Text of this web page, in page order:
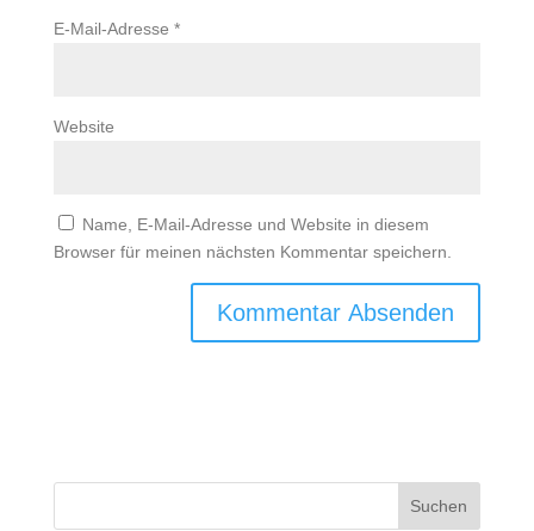
E-Mail-Adresse *
Website
Name, E-Mail-Adresse und Website in diesem
Browser für meinen nächsten Kommentar speichern.
Suchen